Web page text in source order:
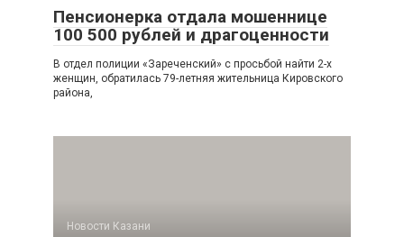
Пенсионерка отдала мошеннице
100 500 рублей и драгоценности
В отдел полиции «Зареченский» с просьбой найти 2-х
женщин, обратилась 79-летняя жительница Кировского
района,
Новости Казани